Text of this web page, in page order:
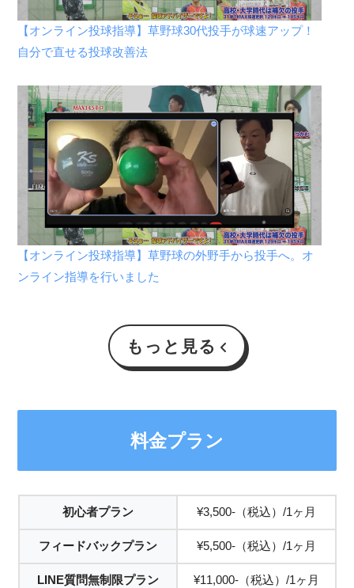
【オンライン投球指導】草野球30代投手が球速アップ！
自分で直せる投球改善法
【オンライン投球指導】草野球の外野手から投手へ。オ
ンライン指導を行いました
もっと見る
料金プラン
初心者プラン ¥3,500-（税込）/1ヶ月
フィードバックプラン ¥5,500-（税込）/1ヶ月
LINE質問無制限プラン ¥11,000-（税込）/1ヶ月